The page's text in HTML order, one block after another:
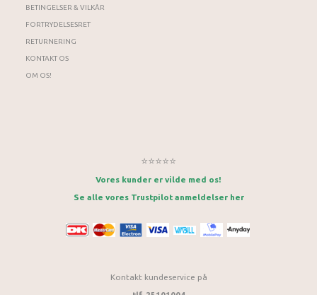
BETINGELSER & VILKÅR
FORTRYDELSESRET
RETURNERING
KONTAKT OS
OM OS!
⭐⭐⭐⭐⭐
Vores kunder er vilde med os!
Se alle vores Trustpilot anmeldelser her
Kontakt kundeservice på